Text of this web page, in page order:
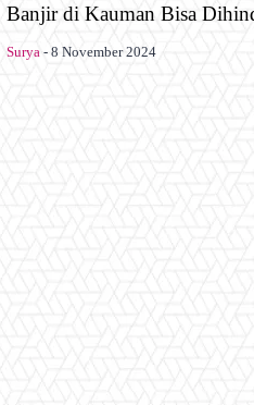
Banjir di Kauman Bisa
Surya - 8 November 2024